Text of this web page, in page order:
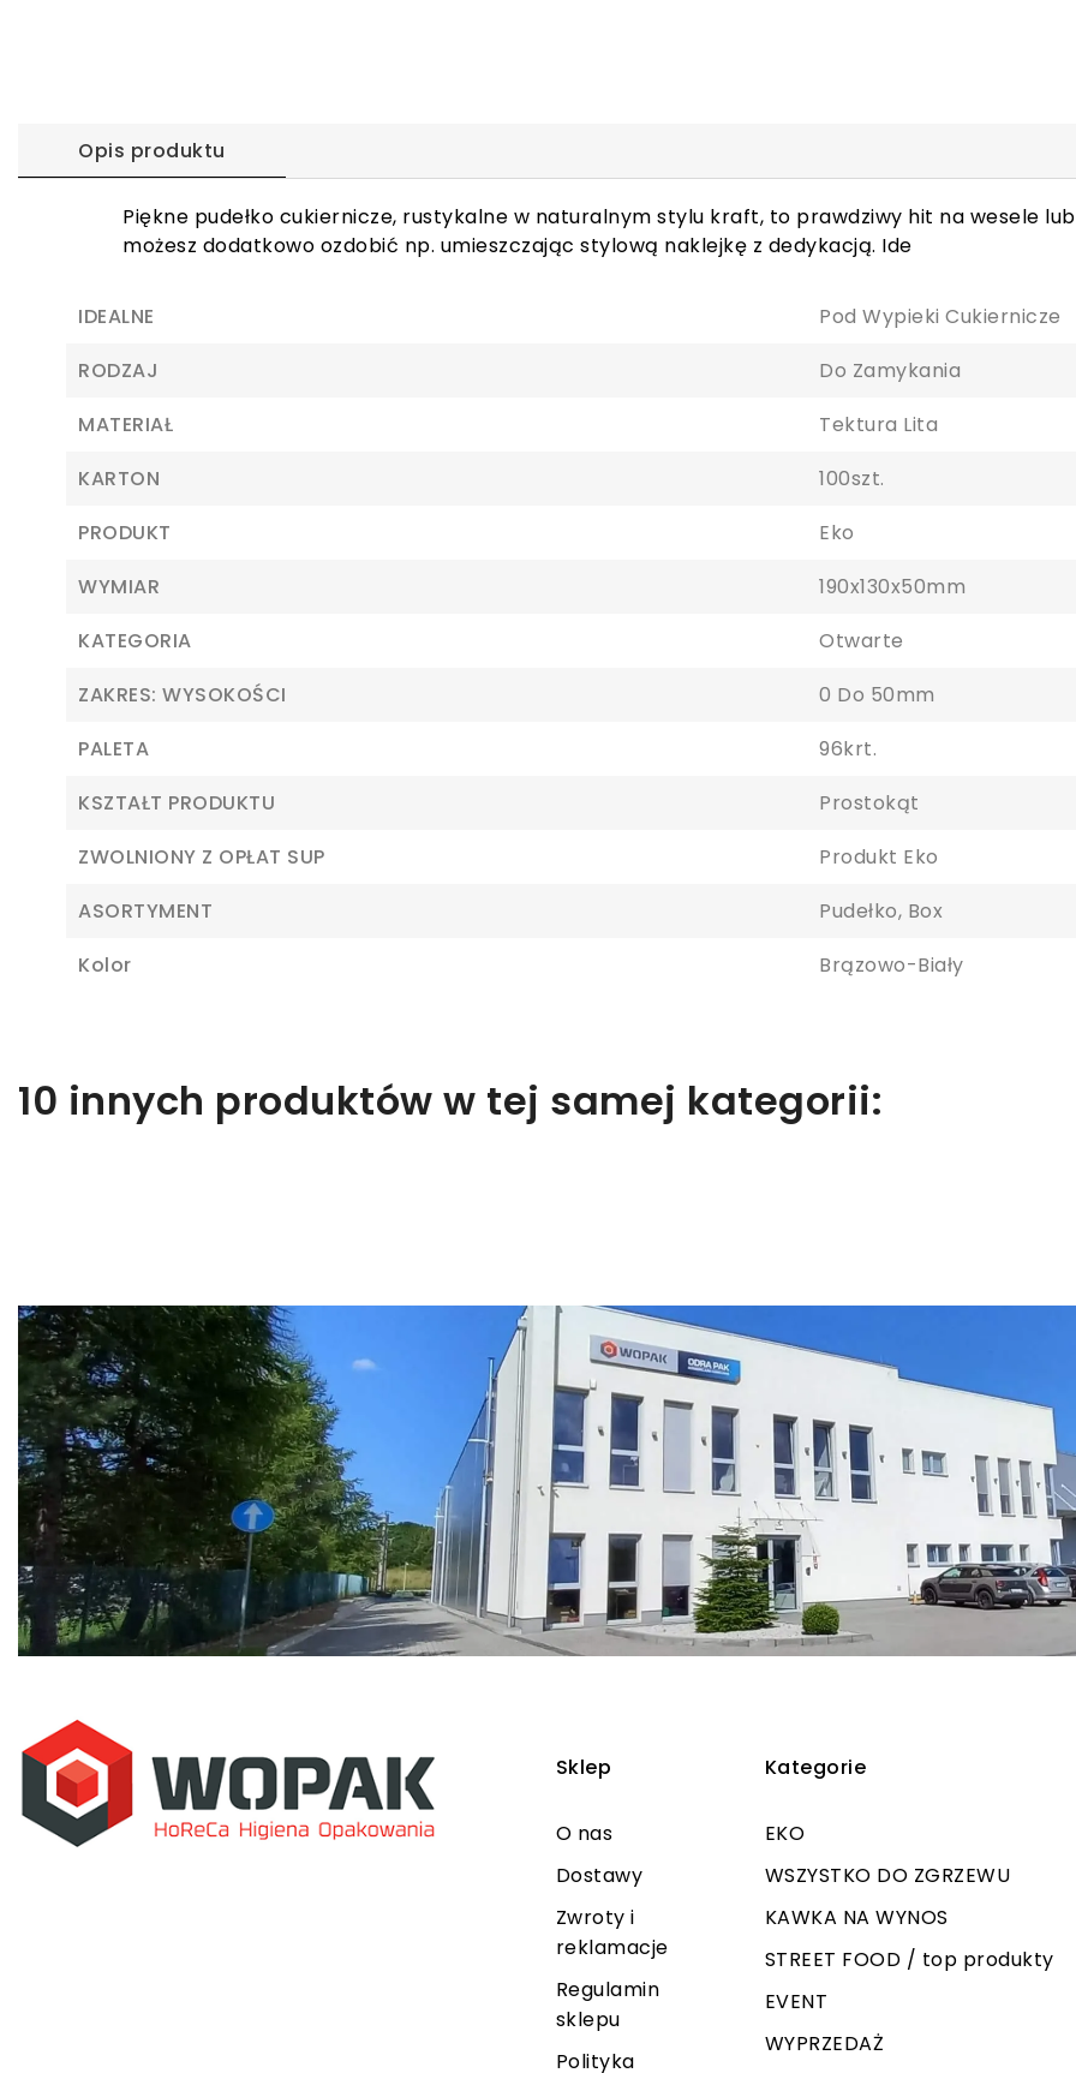
Opis produktu
Piękne pudełko cukiernicze, rustykalne w naturalnym stylu kraft, to prawdziwy hit na wesele
możesz dodatkowo ozdobić np. umieszczając stylową naklejkę z dedykacją. Ide
IDEALNE
Pod Wypieki Cukiernicze
RODZAJ
Do Zamykania
MATERIAŁ
Tektura Lita
KARTON
100szt.
PRODUKT
Eko
WYMIAR
190x130x50mm
KATEGORIA
Otwarte
ZAKRES: WYSOKOŚCI
0 Do 50mm
PALETA
96krt.
KSZTAŁT PRODUKTU
Prostokąt
ZWOLNIONY Z OPŁAT SUP
Produkt Eko
ASORTYMENT
Pudełko, Box
Kolor
Brązowo-Biały
10 innych produktów w tej samej kategorii:
Sklep
O nas
Dostawy
Zwroty i
reklamacje
Regulamin
sklepu
Polityka
Kategorie
EKO
WSZYSTKO DO ZGRZEWU
KAWKA NA WYNOS
STREET FOOD / top produkty
EVENT
WYPRZEDAŻ